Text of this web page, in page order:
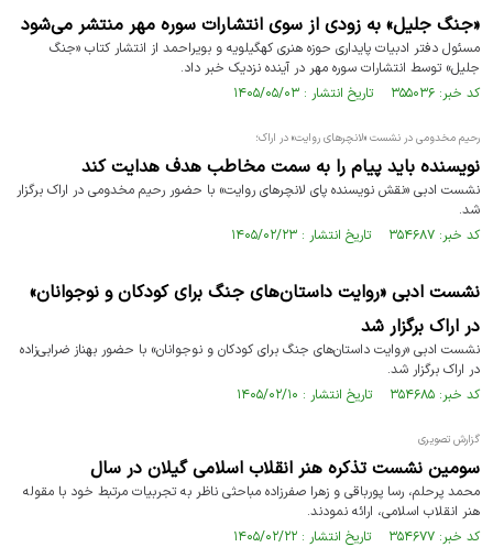
«جنگ جلیل» به زودی از سوی انتشارات سوره مهر منتشر می‌شود
مسئول دفتر ادبیات پایداری حوزه هنری کهگیلویه و بویراحمد از انتشار کتاب «جنگ
جلیل» توسط انتشارات سوره مهر در آینده نزدیک خبر داد.
کد خبر: ۳۵۵۰۳۶ تاریخ انتشار : ۱۴۰۵/۰۵/۰۳
رحیم مخدومی در نشست «لانچرهای روایت» در اراک؛
نویسنده باید پیام را به سمت مخاطب هدف هدایت کند
نشست ادبی «نقش نویسنده پای لانچرهای روایت» با حضور رحیم مخدومی در اراک برگزار
شد.
کد خبر: ۳۵۴۶۸۷ تاریخ انتشار : ۱۴۰۵/۰۲/۲۳
نشست ادبی «روایت داستان‌های جنگ برای کودکان و نوجوانان»
در اراک برگزار شد
نشست ادبی «روایت داستان‌های جنگ برای کودکان و نوجوانان» با حضور بهناز ضرابی‌زاده
در اراک برگزار شد.
کد خبر: ۳۵۴۶۸۵ تاریخ انتشار : ۱۴۰۵/۰۲/۱۰
گزارش تصویری
سومین نشست تذکره هنر انقلاب اسلامی گیلان در سال
محمد پرحلم، رسا پورباقی و زهرا صفرزاده مباحثی ناظر به تجربیات مرتبط خود با مقوله
هنر انقلاب اسلامی، ارائه نمودند.
کد خبر: ۳۵۴۶۷۷ تاریخ انتشار : ۱۴۰۵/۰۲/۲۲